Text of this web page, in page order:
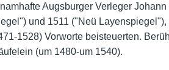
Augsburger Verleger
und 1511 ("Neü
1528) Vorworte beisteuerten.
(um 1480-um 1540).